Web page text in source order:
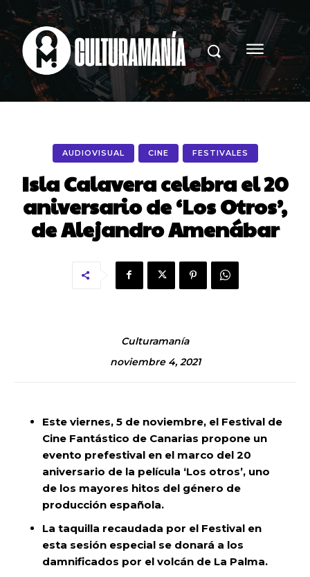
AUDIOVISUAL CINE FESTIVALES
Isla Calavera celebra el 20
aniversario de ‘Los Otros’,
de Alejandro Amenábar
Culturamanía
noviembre 4, 2021
Este viernes, 5 de noviembre, el Festival de
Cine Fantástico de Canarias propone un
evento prefestival en el marco del 20
aniversario de la película ‘Los otros’, uno
de los mayores hitos del género de
producción española.
La taquilla recaudada por el Festival en
esta sesión especial se donará a los
damnificados por el volcán de La Palma.